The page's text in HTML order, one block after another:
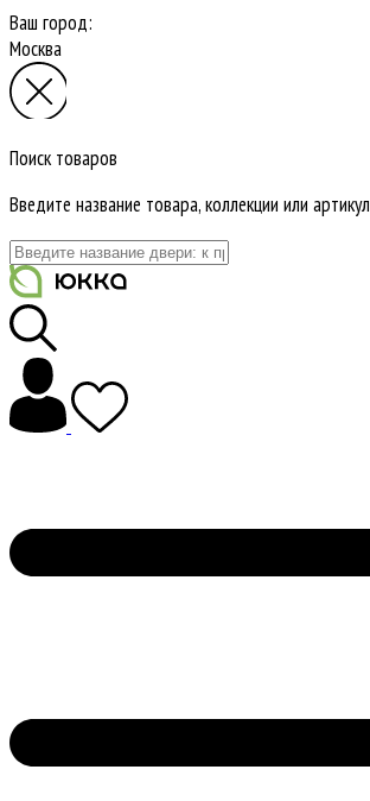
Ваш город:
Москва
Поиск товаров
Введите название товара, коллекции или артикул